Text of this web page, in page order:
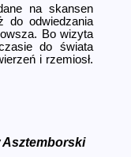
na skansen
do odwiedzania
Bo wizyta
do świata
i rzemiosł.
Asztemborski